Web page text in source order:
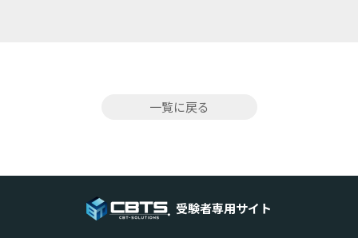
一覧に戻る
受験者専用サイト